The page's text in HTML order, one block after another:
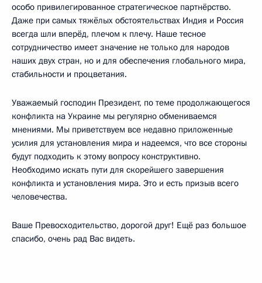
особо привилегированное стратегическое партнёрство.
Даже при самых тяжёлых обстоятельствах Индия и Россия
всегда шли вперёд, плечом к плечу. Наше тесное
сотрудничество имеет значение не только для народов
наших двух стран, но и для обеспечения глобального мира,
стабильности и процветания.
Уважаемый господин Президент, по теме продолжающегося
конфликта на Украине мы регулярно обмениваемся
мнениями. Мы приветствуем все недавно приложенные
усилия для установления мира и надеемся, что все стороны
будут подходить к этому вопросу конструктивно.
Необходимо искать пути для скорейшего завершения
конфликта и установления мира. Это и есть призыв всего
человечества.
Ваше Превосходительство, дорогой друг! Ещё раз большое
спасибо, очень рад Вас видеть.